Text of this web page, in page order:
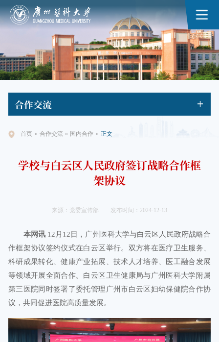
合作交流
首页 » 合作交流 » 国内合作 » 正文
学校与白云区人民政府签订战略合作框
架协议
来源：党委宣传部 发布时间：2024-12-13
本网讯12月12日，广州医科大学与白云区人民政府战略合
作框架协议签约仪式在白云区举行。双方将在医疗卫生服务、
科研成果转化、健康产业拓展、技术人才培养、医工融合发展
等领域开展全面合作。白云区卫生健康局与广州医科大学附属
第三医院同时签署了委托管理广州市白云区妇幼保健院合作协
议，共同促进医院高质量发展。